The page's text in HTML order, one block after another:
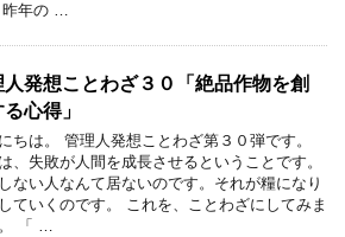
昨年の …
人発想ことわざ３０「絶品作物を創
心得」
ちは。 管理人発想ことわざ第３０弾です。
、失敗が人間を成長させるということです。
ない人なんて居ないのです。それが糧になり
ていくのです。 これを、ことわざにしてみま
「 …